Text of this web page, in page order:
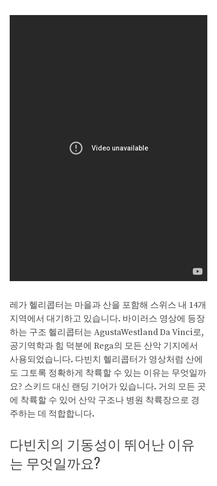
레가 헬리콥터는 마을과 산을 포함해 스위스 내 14개
지역에서 대기하고 있습니다. 바이러스 영상에 등장
하는 구조 헬리콥터는 AgustaWestland Da Vinci로,
공기역학과 힘 덕분에 Rega의 모든 산악 기지에서
사용되었습니다. 다빈치 헬리콥터가 영상처럼 산에
도 그토록 정확하게 착륙할 수 있는 이유는 무엇일까
요? 스키드 대신 랜딩 기어가 있습니다. 거의 모든 곳
에 착륙할 수 있어 산악 구조나 병원 착륙장으로 경
주하는 데 적합합니다.
다빈치의 기동성이 뛰어난 이유
는 무엇일까요?